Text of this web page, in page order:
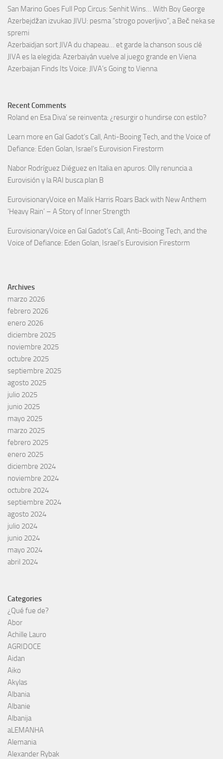
San Marino Goes Full Pop Circus: Senhit Wins… With Boy George
Azerbejdžan izvukao JIVU: pesma “strogo poverljivo”, a Beč neka se
spremi
Azerbaïdjan sort JIVA du chapeau… et garde la chanson sous clé
JIVA es la elegida: Azerbaiyán vuelve al juego grande en Viena
Azerbaijan Finds Its Voice: JIVA’s Going to Vienna
Recent Comments
Roland en Esa Diva’ se reinventa: ¿resurgir o hundirse con estilo?
Learn more en Gal Gadot’s Call, Anti-Booing Tech, and the Voice of
Defiance: Eden Golan, Israel’s Eurovision Firestorm
Nabor Rodríguez Diéguez en Italia en apuros: Olly renuncia a
Eurovisión y la RAI busca plan B
EurovisionaryVoice en Malik Harris Roars Back with New Anthem
‘Heavy Rain’ – A Story of Inner Strength
EurovisionaryVoice en Gal Gadot’s Call, Anti-Booing Tech, and the
Voice of Defiance: Eden Golan, Israel’s Eurovision Firestorm
Archives
marzo 2026
febrero 2026
enero 2026
diciembre 2025
noviembre 2025
octubre 2025
septiembre 2025
agosto 2025
julio 2025
junio 2025
mayo 2025
marzo 2025
febrero 2025
enero 2025
diciembre 2024
noviembre 2024
octubre 2024
septiembre 2024
agosto 2024
julio 2024
junio 2024
mayo 2024
abril 2024
Categories
¿Qué fue de?
Abor
Achille Lauro
AGRIDOCE
Aidan
Aiko
Akylas
Albania
Albanie
Albanija
aLEMANHA
Alemania
Alexander Rybak